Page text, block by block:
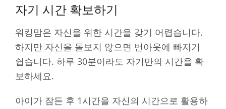
자기 시간 확보하기
워킹맘은 자신을 위한 시간을 갖기 어렵습니다.
하지만 자신을 돌보지 않으면 번아웃에 빠지기
쉽습니다. 하루 30분이라도 자기만의 시간을 확
보하세요.
아이가 잠든 후 1시간을 자신의 시간으로 활용하